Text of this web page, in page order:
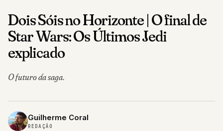
Dois Sóis no Horizonte | O final de
Star Wars: Os Últimos Jedi
explicado
O futuro da saga.
Guilherme Coral
REDAÇÃO